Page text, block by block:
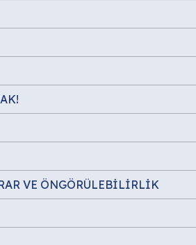
VE ÖNGÖRÜLEBİLİRLİK